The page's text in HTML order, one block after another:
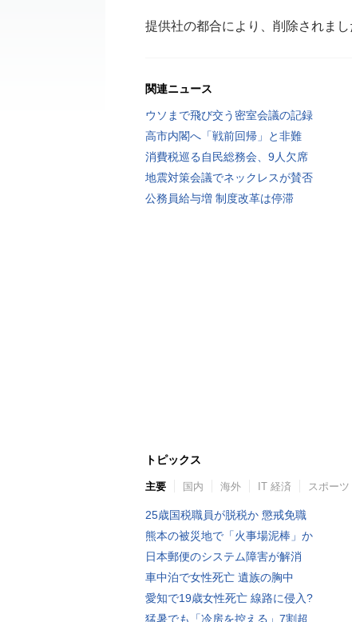
提供社の都合により、削除されまし
関連ニュース
ウソまで飛び交う密室会議の記録
高市内閣へ「戦前回帰」と非難
消費税巡る自民総務会、9人欠席
地震対策会議でネックレスが賛否
公務員給与増 制度改革は停滞
トピックス
主要 国内 海外 IT 経済 スポーツ
25歳国税職員が脱税か 懲戒免職
熊本の被災地で「火事場泥棒」か
日本郵便のシステム障害が解消
車中泊で女性死亡 遺族の胸中
愛知で19歳女性死亡 線路に侵入?
猛暑でも「冷房を控える」7割超